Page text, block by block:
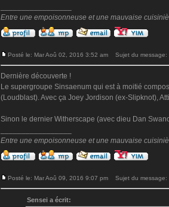
Entre une empoisonneuse et une mauvaise
Posté le: Mar Aoû 02, 2016 3:52 am Sujet du message:
Dernière découverte !
Le supergroupe Sinsaenum qui est à moitié
(Loudblast). Avec ça Joey Jordison (ex-Slipknot),
Sinon le dernier Witherscape (avec dieu Dan
Entre une empoisonneuse et une mauvaise
Posté le: Mar Aoû 09, 2016 9:07 pm Sujet du message:
Sensei a écrit: